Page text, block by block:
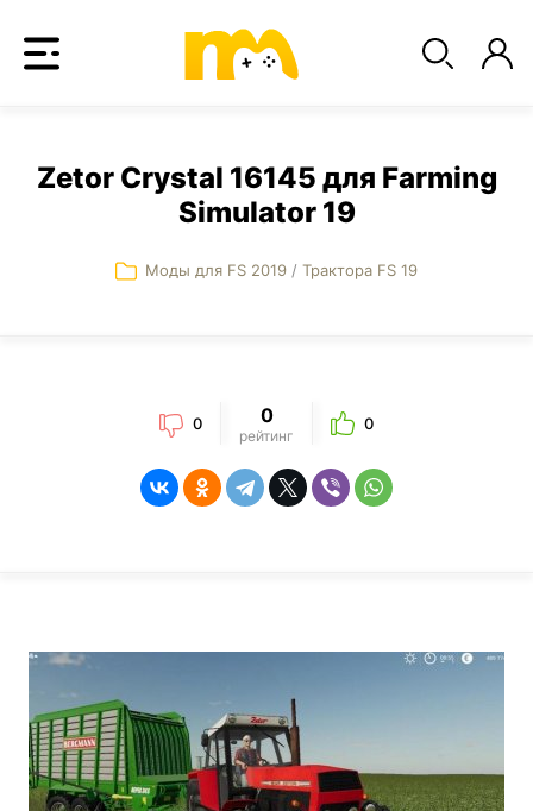
Zetor Crystal 16145 для Farming
Simulator 19
Моды для FS 2019 / Трактора FS 19
0 0
рейтинг
0